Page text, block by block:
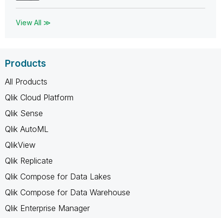
View All ≫
Products
All Products
Qlik Cloud Platform
Qlik Sense
Qlik AutoML
QlikView
Qlik Replicate
Qlik Compose for Data Lakes
Qlik Compose for Data Warehouse
Qlik Enterprise Manager